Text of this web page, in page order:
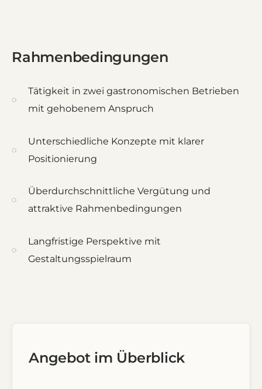
Rahmenbedingungen
Tätigkeit in zwei gastronomischen Betrieben
mit gehobenem Anspruch
Unterschiedliche Konzepte mit klarer
Positionierung
Überdurchschnittliche Vergütung und
attraktive Rahmenbedingungen
Langfristige Perspektive mit
Gestaltungsspielraum
Angebot im Überblick